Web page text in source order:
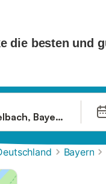
Bayern